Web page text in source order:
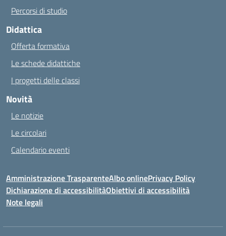
Percorsi di studio
Didattica
Offerta formativa
Le schede didattiche
I progetti delle classi
Novità
Le notizie
Le circolari
Calendario eventi
Amministrazione TrasparenteAlbo onlinePrivacy Policy
Dichiarazione di accessibilitàObiettivi di accessibilità
Note legali